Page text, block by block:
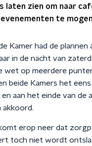
laten zien om naar
te
Kamer had de plannen
in de nacht van
wet op meerdere
beide Kamers het
aan het einde van de
akkoord.
erop neer dat
toch niet wordt